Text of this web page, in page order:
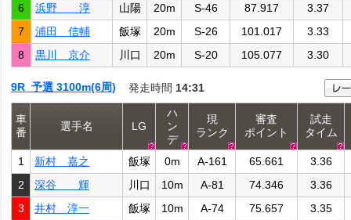
6
浜野 淳 山陽 20m S-46 87.917 3.37
7
浦田 信輔 飯塚 20m S-26 101.017 3.33
8
黒川 京介 川口 20m S-20 105.077 3.30
9R 予選 3100m(6周) 発走時間 14:31
車
番
選手名 LG
ハ
ン
デ
現
ランク
審査
ポイント
試走
タイム
1 新村 嘉之 飯塚 0m A-161 65.661
3.36
2
深谷 輝 川口 10m A-81 74.346
3.36
3
井村 淳一 飯塚 10m A-74 75.657
3.35